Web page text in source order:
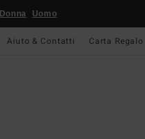
Donna Uomo
Aiuto & Contatti Carta Regalo